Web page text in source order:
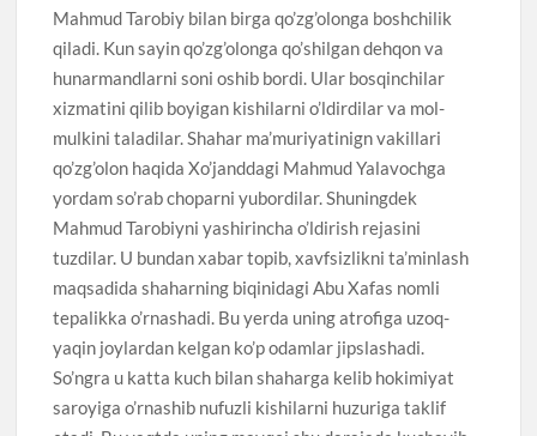
Mahmud Tarobiy bilan birga qo’zg’olonga boshchilik
qiladi. Kun sayin qo’zg’olonga qo’shilgan dehqon va
hunarmandlarni soni oshib bordi. Ular bosqinchilar
xizmatini qilib boyigan kishilarni o’ldirdilar va mol-
mulkini taladilar. Shahar ma’muriyatinign vakillari
qo’zg’olon haqida Xo’janddagi Mahmud Yalavochga
yordam so’rab choparni yubordilar. Shuningdek
Mahmud Tarobiyni yashirincha o’ldirish rejasini
tuzdilar. U bundan xabar topib, xavfsizlikni ta’minlash
maqsadida shaharning biqinidagi Abu Xafas nomli
tepalikka o’rnashadi. Bu yerda uning atrofiga uzoq-
yaqin joylardan kelgan ko’p odamlar jipslashadi.
So’ngra u katta kuch bilan shaharga kelib hokimiyat
saroyiga o’rnashib nufuzli kishilarni huzuriga taklif